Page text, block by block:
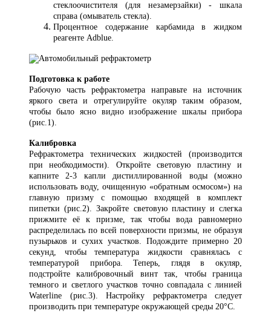
стеклоочистителя (для незамерзайки) - шкала
справа (омыватель стекла).
Процентное содержание карбамида в жидком
реагенте Adblue.
Подготовка к работе
Рабочую часть рефрактометра направьте на источник
яркого света и отрегулируйте окуляр таким образом,
чтобы было ясно видно изображение шкалы прибора
(рис.1).
Калибровка
Рефрактометра технических жидкостей (производится
при необходимости). Откройте световую пластину и
капните 2-3 капли дистиллированной воды (можно
использовать воду, очищенную «обратным осмосом») на
главную призму с помощью входящей в комплект
пипетки (рис.2). Закройте световую пластину и слегка
прижмите её к призме, так чтобы вода равномерно
распределилась по всей поверхности призмы, не образуя
пузырьков и сухих участков. Подождите примерно 20
секунд, чтобы температура жидкости сравнялась с
температурой прибора. Теперь, глядя в окуляр,
подстройте калибровочный винт так, чтобы граница
темного и светлого участков точно совпадала с линией
Waterline (рис.3). Настройку рефрактометра следует
производить при температуре окружающей среды 20°C.